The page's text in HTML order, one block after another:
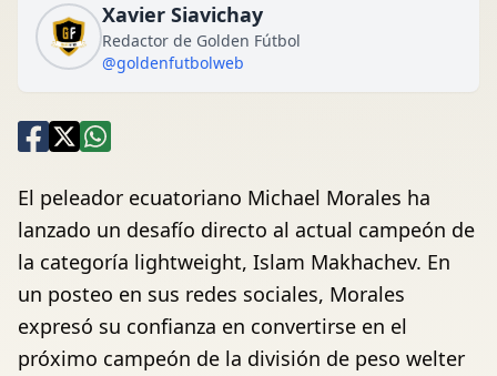
Xavier Siavichay
Redactor de Golden Fútbol
@goldenfutbolweb
El peleador ecuatoriano Michael Morales ha
lanzado un desafío directo al actual campeón de
la categoría lightweight, Islam Makhachev. En
un posteo en sus redes sociales, Morales
expresó su confianza en convertirse en el
próximo campeón de la división de peso welter